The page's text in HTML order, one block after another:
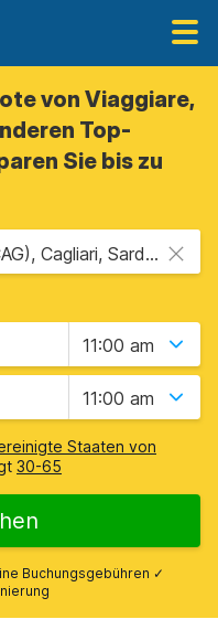
von Viaggiare,
Top-
Sie bis zu
Flughafen Sardinien Cagliari (CAG), Cagliari, Sardinien
11:00 am
11:00 am
Staaten von
30-65
Buchungsgebühren ✓